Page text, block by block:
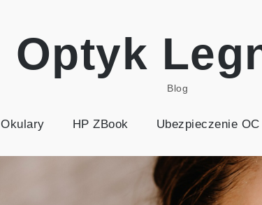
Optyk
Blog
Okulary HP ZBook Ubezpieczenie